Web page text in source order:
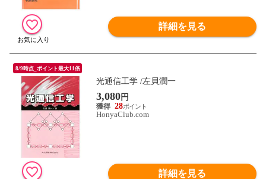
詳細を見る
8/9時点_ポイント最大11倍
光通信工学 /左貝潤一
3,080円
28
HonyaClub.com
詳細を見る